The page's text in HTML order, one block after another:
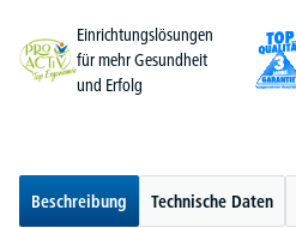
Einrichtungslösungen
für mehr Gesundheit
und Erfolg
Beschreibung Technische Daten